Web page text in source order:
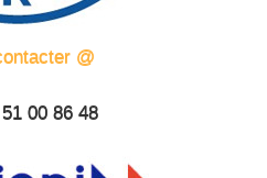
@
00 86 48